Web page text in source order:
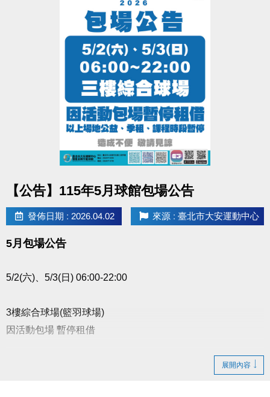
APPLE 傳送門點我(另開新視窗)
google play 傳送門點我(另開新視窗)
※網路報名僅開放四日內課程，且課程當天僅開放現場報名，額滿為
※報名後不得延期、換堂，如因私人因素辦理退費，需酌收20%手續
費，並收回贈送之課程。
電話洽詢 (02)2396-0300 分機103、104
【公告】115年5月球館包場公告
發佈日期 : 2026.04.02 來源 : 臺北市大安運動中心
5月包場公告
5/2(六)、5/3(日) 06:00-22:00
3樓綜合球場(籃羽球場)
因活動包場 暫停租借
展開內容